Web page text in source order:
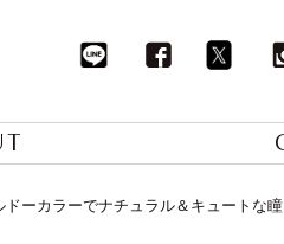
ーカラーでナチュラル＆キュートな